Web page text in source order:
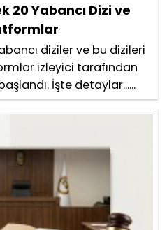
20 Yabancı Dizi ve
diziler ve bu dizileri
izleyici tarafından
İşte detaylar......